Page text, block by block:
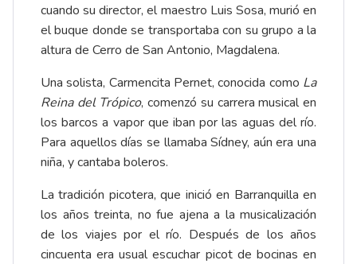
cuando su director, el maestro Luis Sosa, murió en
el buque donde se transportaba con su grupo a la
altura de Cerro de San Antonio, Magdalena.
Una solista, Carmencita Pernet, conocida como La
Reina del Trópico, comenzó su carrera musical en
los barcos a vapor que iban por las aguas del río.
Para aquellos días se llamaba Sídney, aún era una
niña, y cantaba boleros.
La tradición picotera, que inició en Barranquilla en
los años treinta, no fue ajena a la musicalización
de los viajes por el río. Después de los años
cincuenta era usual escuchar picot de bocinas en